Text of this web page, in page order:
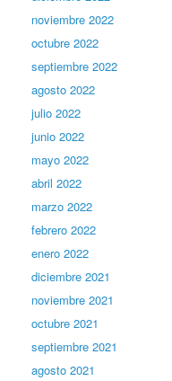
noviembre 2022
octubre 2022
septiembre 2022
agosto 2022
julio 2022
junio 2022
mayo 2022
abril 2022
marzo 2022
febrero 2022
enero 2022
diciembre 2021
noviembre 2021
octubre 2021
septiembre 2021
agosto 2021